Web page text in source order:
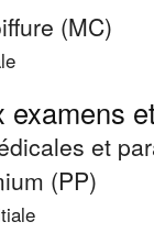
(MC)
examens
et
(PP)